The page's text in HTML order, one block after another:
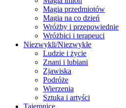
Magia przedmiotów
Magia na co dzień
Wróżby i przepowiednie
Wróżbici i terapeuci
Niezwykli/Niezwykłe
Ludzie i życie
Znani i lubiani
Zjawiska
Podróże
Wierzenia
Sztuka i artyści
Tajemnice